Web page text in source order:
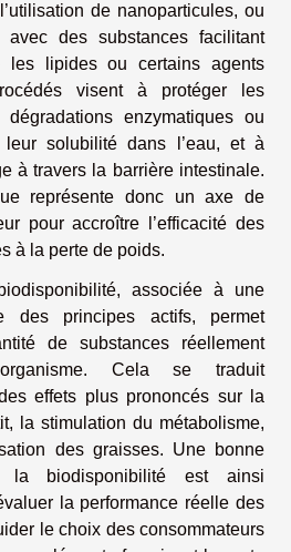
de nanoparticules, ou
avec des substances facilitant
les lipides ou certains agents
visent à protéger les
enzymatiques ou
solubilité dans l’eau, et à
à travers la barrière intestinale.
représente donc un axe de
pour accroître l’efficacité des
à la perte de poids.
associée à une
des principes actifs, permet
de substances réellement
Cela se traduit
effets plus prononcés sur la
la stimulation du métabolisme,
des graisses. Une bonne
la biodisponibilité est ainsi
la performance réelle des
le choix des consommateurs